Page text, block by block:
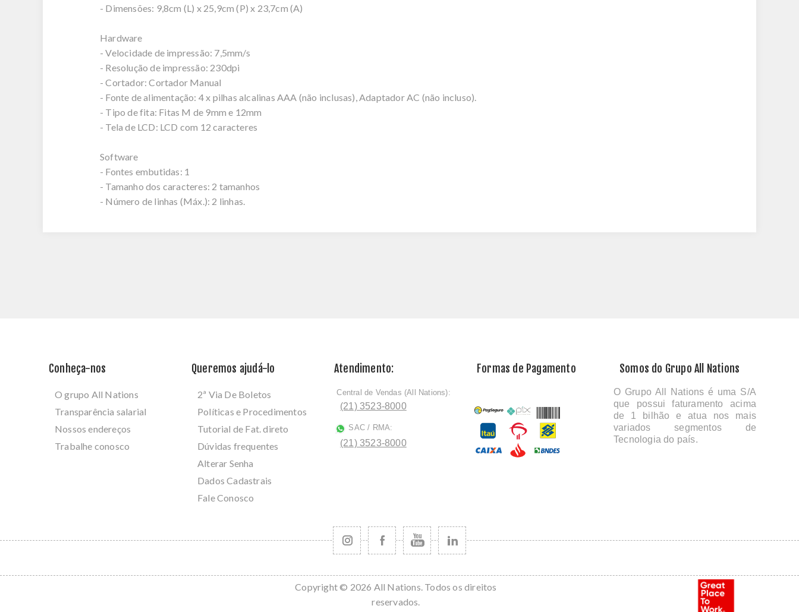
- Dimensões: 9,8cm (L) x 25,9cm (P) x 23,7cm (A)
Hardware
- Velocidade de impressão: 7,5mm/s
- Resolução de impressão: 230dpi
- Cortador: Cortador Manual
- Fonte de alimentação: 4 x pilhas alcalinas AAA (não inclusas), Adaptador AC (não incluso).
- Tipo de fita: Fitas M de 9mm e 12mm
- Tela de LCD: LCD com 12 caracteres
Software
- Fontes embutidas: 1
- Tamanho dos caracteres: 2 tamanhos
- Número de linhas (Máx.): 2 linhas.
Conheça-nos
O grupo All Nations
Transparência salarial
Nossos endereços
Trabalhe conosco
Queremos ajudá-lo
2ª Via De Boletos
Políticas e Procedimentos
Tutorial de Fat. direto
Dúvidas frequentes
Alterar Senha
Dados Cadastrais
Fale Conosco
Atendimento:
ﾠCentral de Vendas (All Nations):
(21) 3523-8000
SAC / RMA:
(21) 3523-8000
Formas de Pagamento Somos do Grupo All Nations
O Grupo All Nations é uma S/A
que possui faturamento acima
de 1 bilhão e atua nos mais
variados segmentos de
Tecnologia do país.
Copyright © 2026 All Nations. Todos os direitos
reservados.